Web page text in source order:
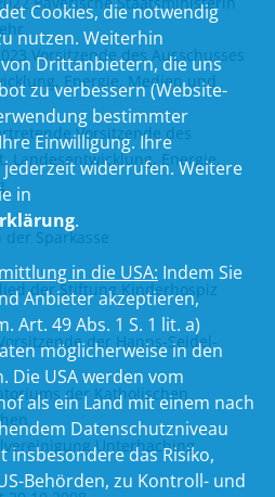
Vorsitzende des Ausschusses
Energie, Medien und
Vorsitzende des
Landesentwicklung, Energie,
Sparkasse
der Stiftung Kinderhospiz
der Hanns-Seidel-
der Katholischen
Unterhaching
Cookies, die notwendig
nutzen. Weiterhin
Drittanbietern, die uns
zu verbessern (Website-
bestimmter
Einwilligung. Ihre
widerrufen. Weitere
in
.
in die USA: Indem Sie
Anbieter akzeptieren,
Art. 49 Abs. 1 S. 1 lit. a)
möglicherweise in den
Die USA werden vom
als ein Land mit einem nach
Datenschutzniveau
insbesondere das Risiko,
Behörden, zu Kontroll- und